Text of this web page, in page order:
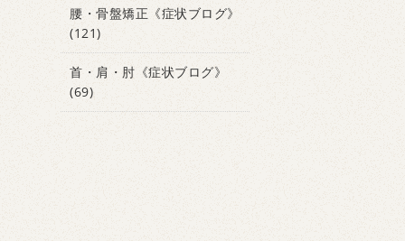
腰・骨盤矯正《症状ブログ》
(121)
首・肩・肘《症状ブログ》
(69)